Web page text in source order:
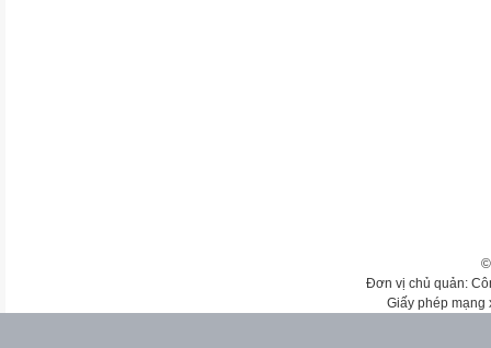
Đơn vị chủ quản:
Giấy phép mạng